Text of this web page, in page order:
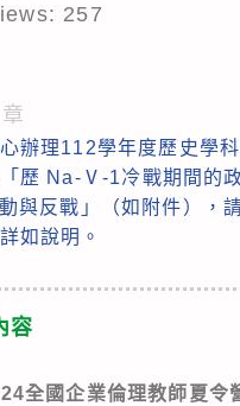
257
辦理112學年度歷史學
歷 Na-Ⅴ-1冷戰期間的
與反戰」（如附件），
如說明。
容
全國企業倫理教師夏令